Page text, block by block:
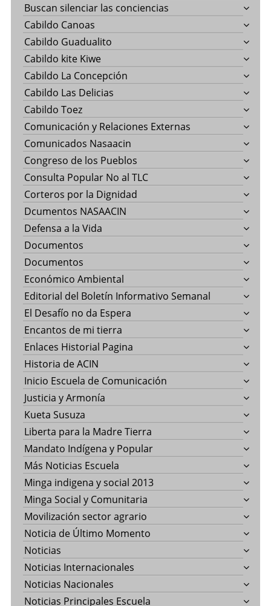
Buscan silenciar las conciencias
Cabildo Canoas
Cabildo Guadualito
Cabildo kite Kiwe
Cabildo La Concepción
Cabildo Las Delicias
Cabildo Toez
Comunicación y Relaciones Externas
Comunicados Nasaacin
Congreso de los Pueblos
Consulta Popular No al TLC
Corteros por la Dignidad
Dcumentos NASAACIN
Defensa a la Vida
Documentos
Documentos
Económico Ambiental
Editorial del Boletín Informativo Semanal
El Desafío no da Espera
Encantos de mi tierra
Enlaces Historial Pagina
Historia de ACIN
Inicio Escuela de Comunicación
Justicia y Armonía
Kueta Susuza
Liberta para la Madre Tierra
Mandato Indígena y Popular
Más Noticias Escuela
Minga indigena y social 2013
Minga Social y Comunitaria
Movilización sector agrario
Noticia de Último Momento
Noticias
Noticias Internacionales
Noticias Nacionales
Noticias Principales Escuela